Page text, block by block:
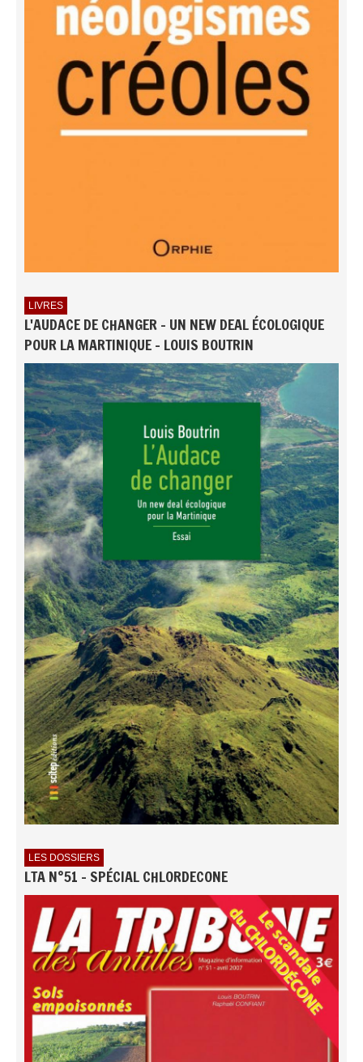
LIVRES
L'AUDACE DE CHANGER - UN NEW DEAL ÉCOLOGIQUE
POUR LA MARTINIQUE - LOUIS BOUTRIN
LES DOSSIERS
LTA N°51 - SPÉCIAL CHLORDECONE